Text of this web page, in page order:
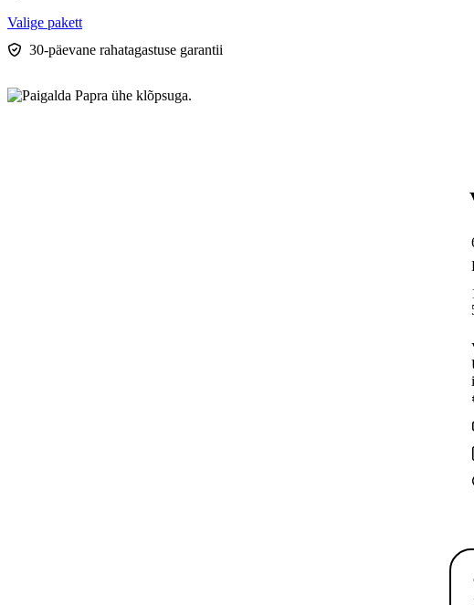
Valige pakett
30-päevane rahatagastuse garantii